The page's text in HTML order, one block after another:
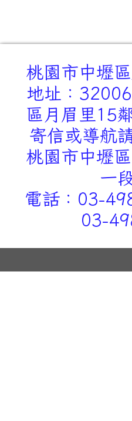
桃園市中壢
地址：
區月眉里15
寄信或導航
桃園市中壢
一
電話：03-
03-